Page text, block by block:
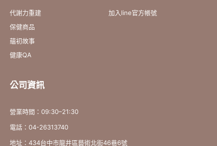
代謝力重建
保健商品
蘊初故事
健康QA
加入line官方帳號
公司資訊
營業時間：09:30–21:30
電話：04-26313740
地址：434台中市龍井區藝術北街46巷6號